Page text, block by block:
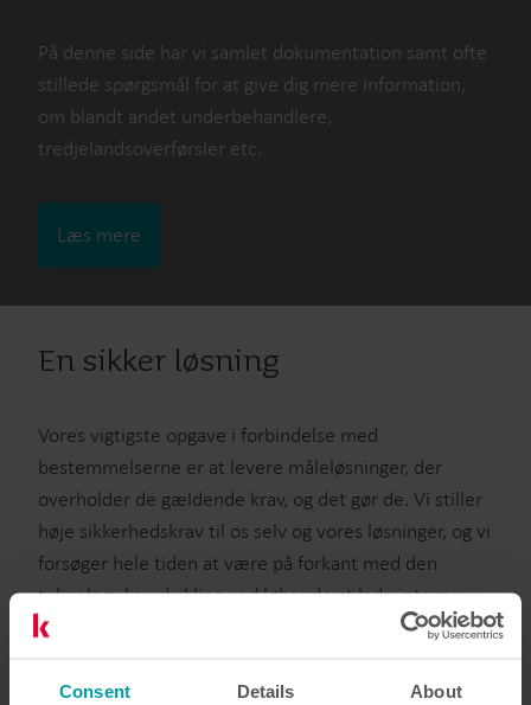
Consent Details About
På denne side har vi samlet dokumentation samt ofte
stillede spørgsmål for at give dig mere information,
om blandt andet underbehandlere,
tredjelandsoverførsler etc.
Læs mere
En sikker løsning
Vores vigtigste opgave i forbindelse med
bestemmelserne er at levere måleløsninger, der
overholder de gældende krav, og det gør de. Vi stiller
høje sikkerhedskrav til os selv og vores løsninger, og vi
forsøger hele tiden at være på forkant med den
teknologiske udvikling ved løbende at lade interne
specialister teste og udfordre vores systemer. At vi
udviklingsproces lige fra begyndelsen, betyder, at